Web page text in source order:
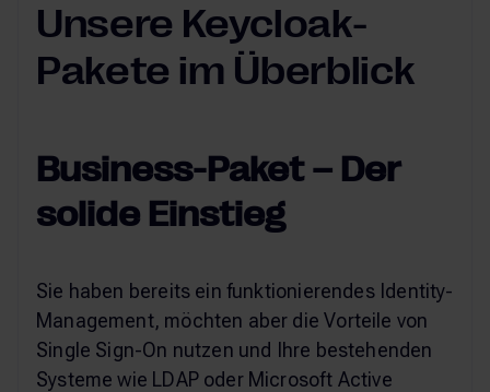
Unsere Keycloak-
Pakete im Überblick
Business-Paket – Der
solide Einstieg
Sie haben bereits ein funktionierendes Identity-
Management, möchten aber die Vorteile von
Single Sign-On nutzen und Ihre bestehenden
Systeme wie LDAP oder Microsoft Active